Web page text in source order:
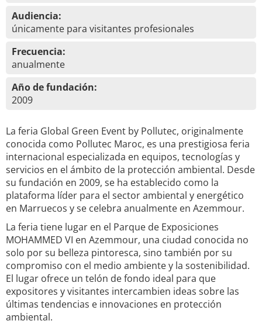
Audiencia:
únicamente para visitantes profesionales
Frecuencia:
anualmente
Año de fundación:
2009
La feria Global Green Event by Pollutec, originalmente
conocida como Pollutec Maroc, es una prestigiosa feria
internacional especializada en equipos, tecnologías y
servicios en el ámbito de la protección ambiental. Desde
su fundación en 2009, se ha establecido como la
plataforma líder para el sector ambiental y energético
en Marruecos y se celebra anualmente en Azemmour.
La feria tiene lugar en el Parque de Exposiciones
MOHAMMED VI en Azemmour, una ciudad conocida no
solo por su belleza pintoresca, sino también por su
compromiso con el medio ambiente y la sostenibilidad.
El lugar ofrece un telón de fondo ideal para que
expositores y visitantes intercambien ideas sobre las
últimas tendencias e innovaciones en protección
ambiental.